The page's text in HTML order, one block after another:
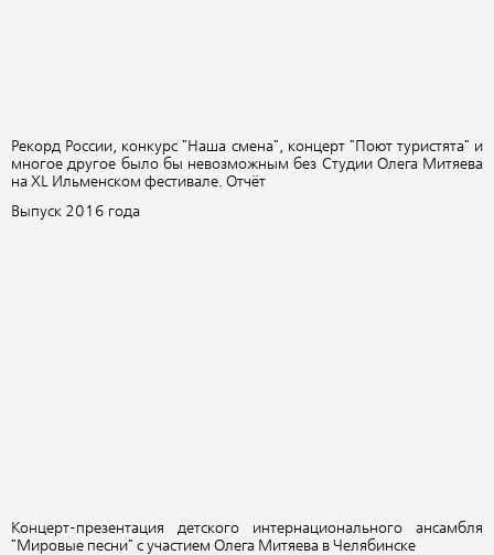
Рекорд России, конкурс "Наша смена", концерт "Поют туристята" и
многое другое было бы невозможным без Студии Олега Митяева
на XL Ильменском фестивале. Отчёт
Выпуск 2016 года
Концерт-презентация детского интернационального ансамбля
"Мировые песни" с участием Олега Митяева в Челябинске